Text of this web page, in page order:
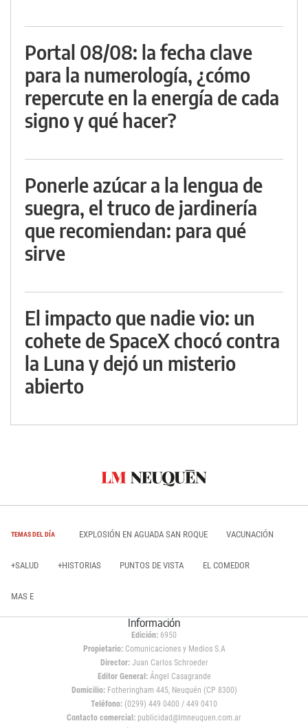
Portal 08/08: la fecha clave
para la numerología, ¿cómo
repercute en la energía de cada
signo y qué hacer?
Ponerle azúcar a la lengua de
suegra, el truco de jardinería
que recomiendan: para qué
sirve
El impacto que nadie vio: un
cohete de SpaceX chocó contra
la Luna y dejó un misterio
abierto
TEMAS DEL DÍA EXPLOSIÓN EN AGUADA SAN ROQUE VACUNACIÓN
+SALUD +HISTORIAS PUNTOS DE VISTA EL COMEDOR
MAS E
Información
Edición: 6950
Propietario:Comunicaciones y Medios S.A
Director: Juan Carlos Schroeder
Editor General:Ángel Casagrande
Domicilio:Fotheringham 445, Neuquén (CP 8300)
Teléfono: (0299) 449 0400 / 449 0410
Contacto comercial: publicidad@lmneuquen.com.ar